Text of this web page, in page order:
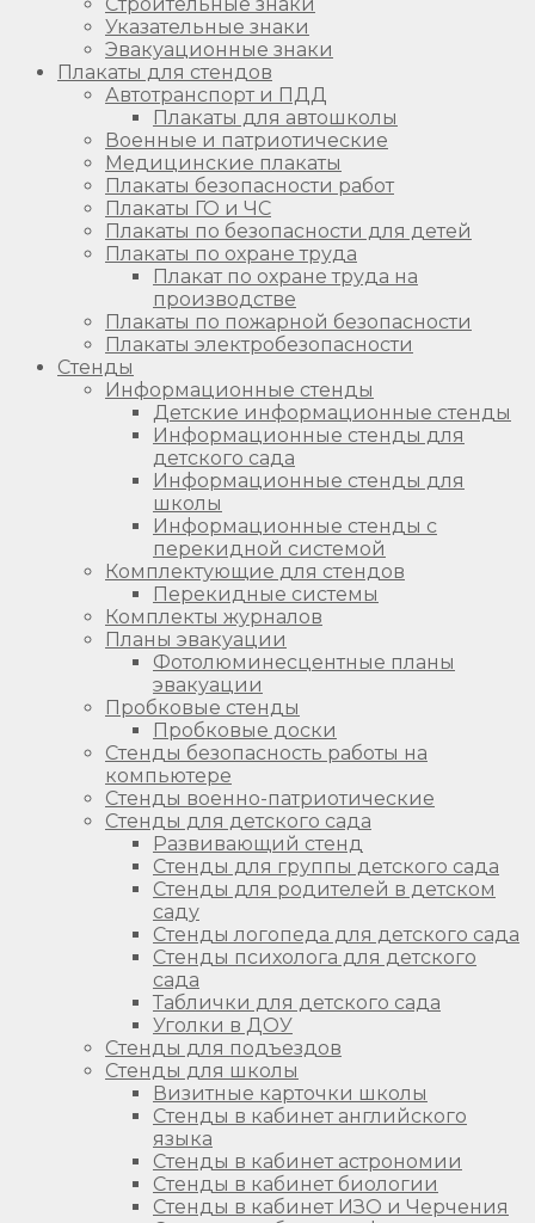
Указательные знаки
Эвакуационные знаки
Плакаты для стендов
Автотранспорт и ПДД
Плакаты для автошколы
Военные и патриотические
Медицинские плакаты
Плакаты безопасности работ
Плакаты ГО и ЧС
Плакаты по безопасности для детей
Плакаты по охране труда
Плакат по охране труда на
производстве
Плакаты по пожарной безопасности
Плакаты электробезопасности
Стенды
Информационные стенды
Детские информационные стенды
Информационные стенды для
детского сада
Информационные стенды для
школы
Информационные стенды с
перекидной системой
Комплектующие для стендов
Перекидные системы
Комплекты журналов
Планы эвакуации
Фотолюминесцентные планы
эвакуации
Пробковые стенды
Пробковые доски
Стенды безопасность работы на
компьютере
Стенды военно-патриотические
Стенды для детского сада
Развивающий стенд
Стенды для группы детского сада
Стенды для родителей в детском
саду
Стенды логопеда для детского сада
Стенды психолога для детского
сада
Таблички для детского сада
Уголки в ДОУ
Стенды для подъездов
Стенды для школы
Визитные карточки школы
Стенды в кабинет английского
языка
Стенды в кабинет астрономии
Стенды в кабинет биологии
Стенды в кабинет ИЗО и Черчения